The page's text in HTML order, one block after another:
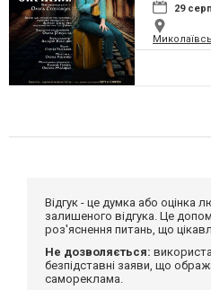
29
Відгук - це думка або
залишеного відгука. Це
роз'яснення питань, що
Не дозволяється:
безпідставні заяви, що
самореклама.